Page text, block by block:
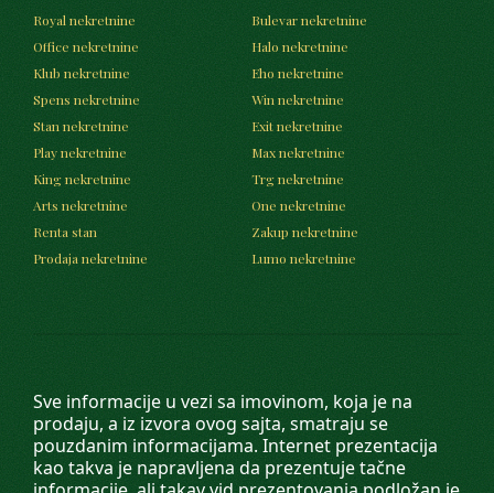
Sve informacije u vezi sa imovinom, koja je na
prodaju, a iz izvora ovog sajta, smatraju se
pouzdanim informacijama. Internet prezentacija
kao takva je napravljena da prezentuje tačne
Royal nekretnine
Bulevar nekretnine
Office nekretnine
Halo nekretnine
Klub nekretnine
Eho nekretnine
Spens nekretnine
Win nekretnine
Stan nekretnine
Exit nekretnine
Play nekretnine
Max nekretnine
King nekretnine
Trg nekretnine
Arts nekretnine
One nekretnine
Renta stan
Zakup nekretnine
Prodaja nekretnine
Lumo nekretnine